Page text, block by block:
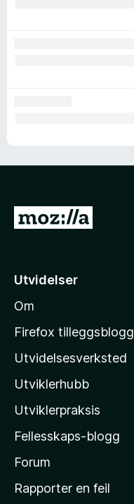
G
i
M
o
l
l
s
h
j
Utvidelser
Om
Firefox tilleggsblogg
Utvidelsesverksted
Utviklerhubb
Utviklerpraksis
Fellesskaps-blogg
Forum
Rapporter en feil